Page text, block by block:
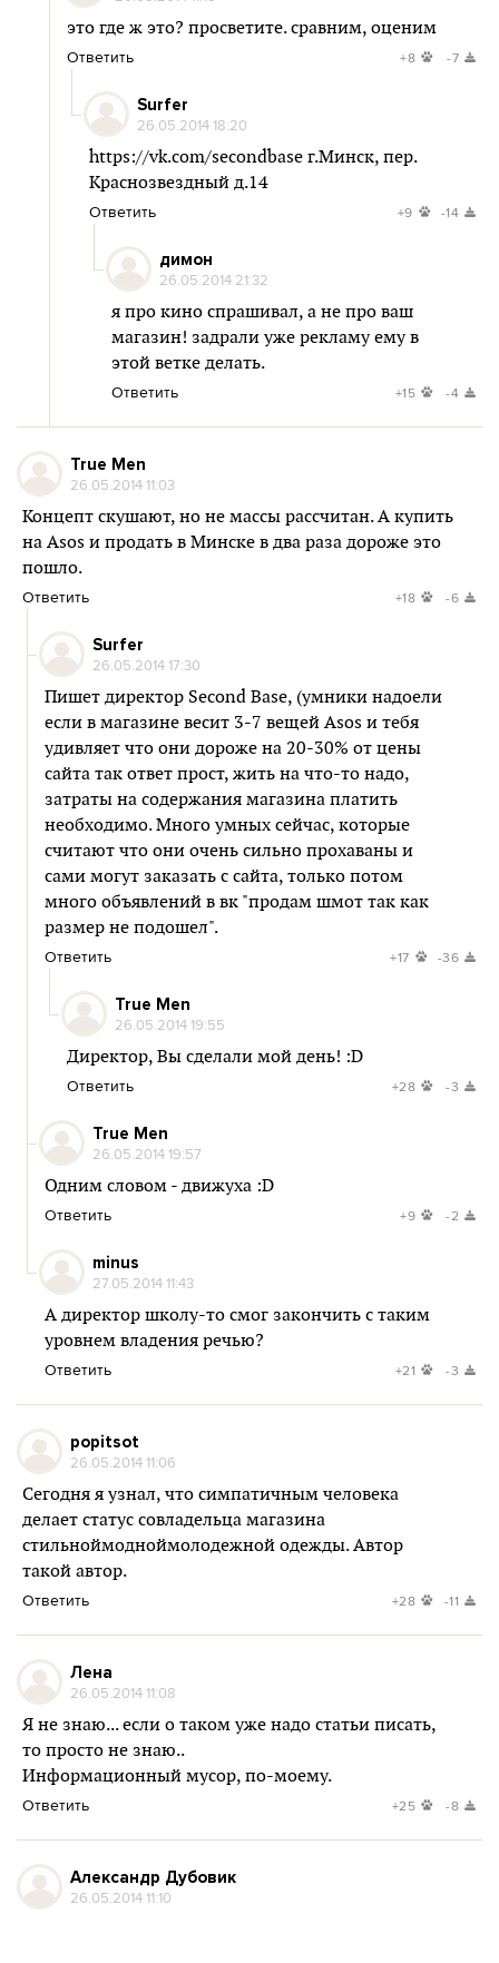
это где ж это? просветите. сравним, оценим
Ответить +8 -7
Surfer
26.05.2014 18:20
https://vk.com/secondbase г.Минск, пер.
Краснозвездный д.14
Ответить +9 -14
димон
26.05.2014 21:32
я про кино спрашивал, а не про ваш
магазин! задрали уже рекламу ему в
этой ветке делать.
Ответить +15 -4
True Men
26.05.2014 11:03
Концепт скушают, но не массы рассчитан. А купить
на Asos и продать в Минске в два раза дороже это
пошло.
Ответить +18 -6
Surfer
26.05.2014 17:30
Пишет директор Second Base, (умники надоели
если в магазине весит 3-7 вещей Asos и тебя
удивляет что они дороже на 20-30% от цены
сайта так ответ прост, жить на что-то надо,
затраты на содержания магазина платить
необходимо. Много умных сейчас, которые
считают что они очень сильно прохаваны и
сами могут заказать с сайта, только потом
много объявлений в вк "продам шмот так как
размер не подошел".
Ответить +17 -36
True Men
26.05.2014 19:55
Директор, Вы сделали мой день! :D
Ответить +28 -3
True Men
26.05.2014 19:57
Одним словом - движуха :D
Ответить +9 -2
minus
27.05.2014 11:43
А директор школу-то смог закончить с таким
уровнем владения речью?
Ответить +21 -3
popitsot
26.05.2014 11:06
Сегодня я узнал, что симпатичным человека
делает статус совладельца магазина
стильноймодноймолодежной одежды. Автор
такой автор.
Ответить +28 -11
Лена
26.05.2014 11:08
Я не знаю... если о таком уже надо статьи писать,
то просто не знаю..
Информационный мусор, по-моему.
Ответить +25 -8
Александр Дубовик
26.05.2014 11:10